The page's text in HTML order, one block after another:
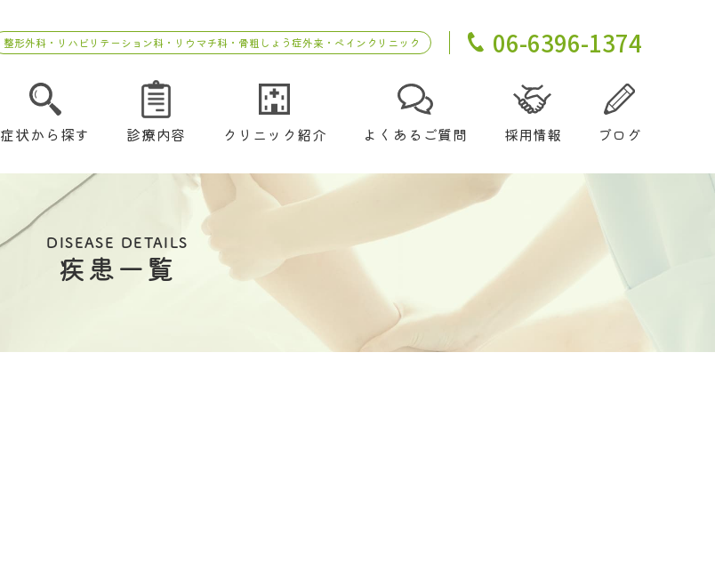
整形外科・リハビリテーション科・リウマチ科・骨粗しょう症外来・ペインクリニック 06-6396-1374
症状から探す 診療内容 クリニック紹介 よくあるご質問 採用情報 ブログ
DISEASE DETAILS
疾患一覧